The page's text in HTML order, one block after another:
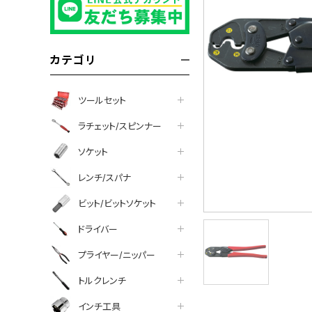
カテゴリ
ツールセット
ラチェット/スピンナー
ソケット
レンチ/スパナ
ビット/ビットソケット
ドライバー
プライヤー/ニッパー
トルクレンチ
インチ工具